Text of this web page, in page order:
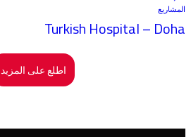
المشاريع
Turkish Hospital – Doha
اطلع على المزيد